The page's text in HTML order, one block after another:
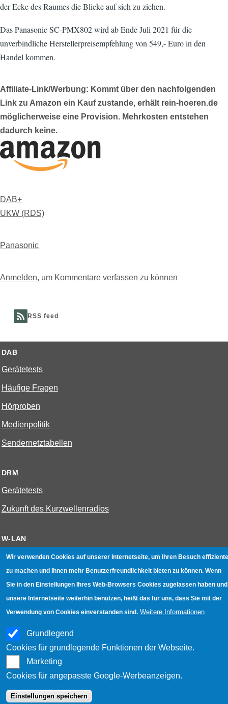
der Ecke des Raumes die Blicke auf sich zu ziehen.
Das Panasonic SC-PMX802 wird ab Ende Juli 2021 für die
unverbindliche Herstellerpreisempfehlung von 549,- Euro in den
Handel kommen.
Affiliate-Link/Werbung: Kommt über den nachfolgenden
Link zu Amazon ein Kauf zustande, erhält rein-hoeren.de
möglicherweise eine Provision. Mehrkosten entstehen
dadurch keine.
DAB+
UKW (RDS)
Panasonic
Anmelden, um Kommentare verfassen zu können
RSS feed
DAB
Gerätetests
Häufige Fragen
Hörproben
Medienpolitik
Sendernetztabellen
DRM
Gerätetests
Zukunft des Kurzwellenradios
W-LAN
Bestenliste
Geräte mit Aufnahmefunktion
Hotspot absichern
WLAN-Testbuch
Datenschutz|Impressum
Wir verwenden Cookies auf unserer Internetseite, um Ihren Besuch
zu machen und Ihnen mehr Benutzerfreundlichkeit bieten zu können. Wenn
Sie in den Einstellungen Ihres Web-Browsers Cookies zugelassen haben und
unsere Internetseite weiterhin benutzen, heißt das für uns, dass Sie mit der
Verwendung von Cookies einverstanden sind. Weitere Informationen
Grundlegend
Cookies für grundlegende Funktionen der Webseite.
Marketing
Cookies für angepasste Google-Werbeanzeigen.
Einstellungen speichern